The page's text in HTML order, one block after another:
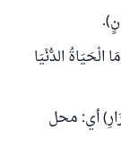
الْحَيَاةُ الدُّنْيَا
أي: محل